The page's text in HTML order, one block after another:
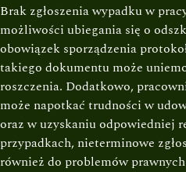
Brak zgłoszenia wypadku w
możliwości ubiegania się o
obowiązek sporządzenia
takiego dokumentu może
roszczenia. Dodatkowo,
może napotkać trudności w
oraz w uzyskaniu odpowiedniej
przypadkach, nieterminowe
również do problemów